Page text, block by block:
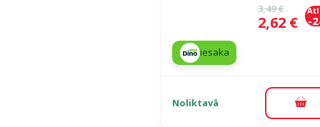
Oriģinālā
3,49 €
Cena
2,62 € -
iesaka
Noliktavā